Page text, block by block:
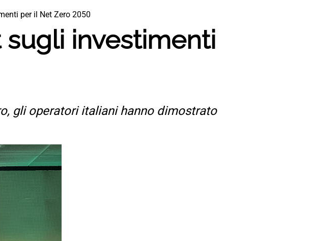
per il Net Zero 2050
sugli investimenti
gli operatori italiani hanno dimostrato